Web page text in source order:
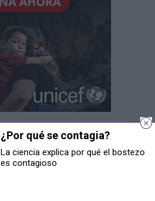
¿Por qué se contagia?
La ciencia explica por qué el bostezo
es contagioso